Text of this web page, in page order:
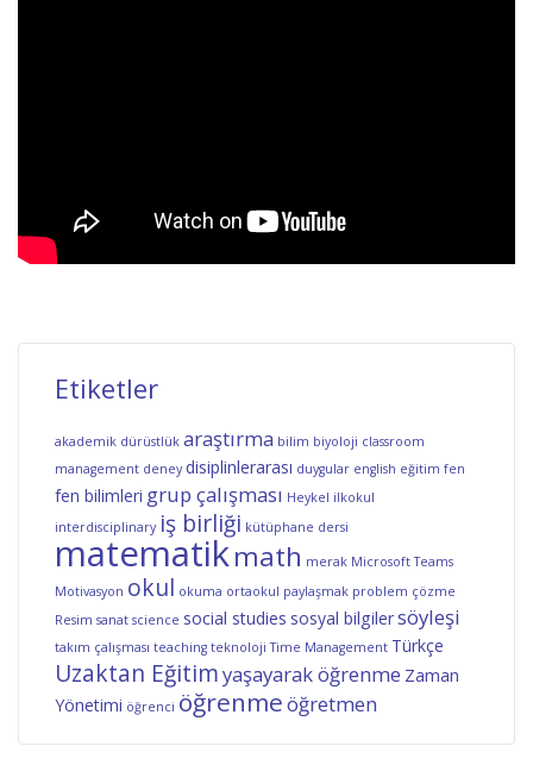
Etiketler
akademik dürüstlük araştırma bilim biyoloji classroom
management deney disiplinlerarası duygular english eğitim fen
fen bilimleri grup çalışması Heykel ilkokul
interdisciplinary iş birliği kütüphane dersi
matematikmath merak Microsoft Teams
Motivasyon okul okuma ortaokul paylaşmak problem çözme
Resim sanat science social studies sosyal bilgilersöyleşi
takım çalışması teaching teknoloji Time Management Türkçe
Uzaktan Eğitimyaşayarak öğrenme Zaman
Yönetimi öğrenci öğrenmeöğretmen